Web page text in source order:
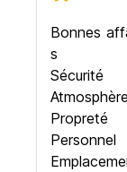
Bonnes
s
Sécurité
Atmosphère
Propreté
Personnel